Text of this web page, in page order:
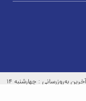
آخرین به‌روزرسانی : چهارشنبه ۱۴